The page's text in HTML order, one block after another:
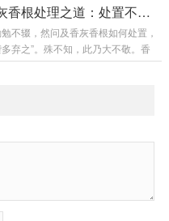
所侵，需及时更替。虫蛀水...
，虽具雏形，实藏隐患。今日便将
堂仪式仅完成一半，堂口结构不
比盖房：正规堂口是地基坚实、梁
礼敬细微 | 堂口香灰香根处理之道：处置不当，福运亦成空
不辍，然问及香灰香根如何处置，
弃之”。殊不知，此乃大不敬。香
弟子心意所化，非寻常尘灰，乃是
过程中，不仅燃烧物质，更承载了
临加持。故而，香灰...